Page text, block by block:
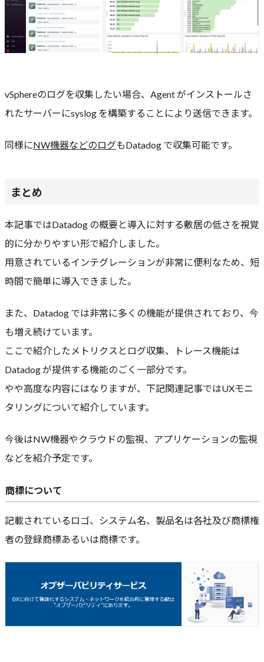
vSphereのログを収集したい場合、Agent がインストールさ
れたサーバーにsyslog を構築することにより送信できます。
同様にNW機器などのログもDatadog で収集可能です。
まとめ
本記事ではDatadog の概要と導入に対する敷居の低さを視覚
的に分かりやすい形で紹介しました。
用意されているインテグレーションが非常に便利なため、短
時間で簡単に導入できました。
また、Datadog では非常に多くの機能が提供されており、今
も増え続けています。
ここで紹介したメトリクスとログ収集、トレース機能は
Datadog が提供する機能のごく一部分です。
やや高度な内容にはなりますが、下記関連記事ではUXモニ
タリングについて紹介しています。
今後はNW機器やクラウドの監視、アプリケーションの監視
などを紹介予定です。
商標について
記載されているロゴ、システム名、製品名は各社及び商標権
者の登録商標あるいは商標です。